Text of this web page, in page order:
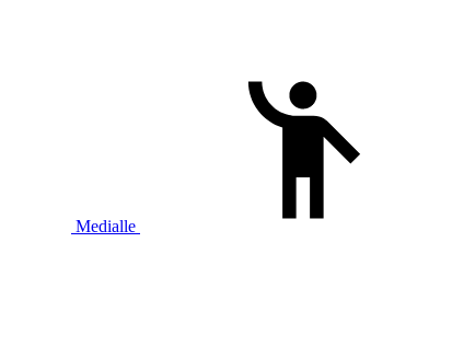
Medialle